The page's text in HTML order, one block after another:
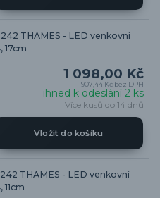
THAMES - LED venkovní
1 098,00 Kč
907,44 Kč bez DPH
ihned k odeslání 2 ks
Více kusů do 14 dnů
Vložit do košíku
THAMES - LED venkovní